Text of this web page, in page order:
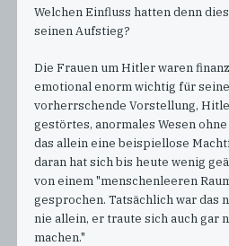
Welchen Einfluss hatten denn
seinen Aufstieg?
Die Frauen um Hitler waren
emotional enorm wichtig für
vorherrschende Vorstellung,
gestörtes, anormales Wesen
das allein eine beispiellose
daran hat sich bis heute wenig
von einem "menschenleeren
gesprochen. Tatsächlich war das
nie allein, er traute sich auch gar
machen."